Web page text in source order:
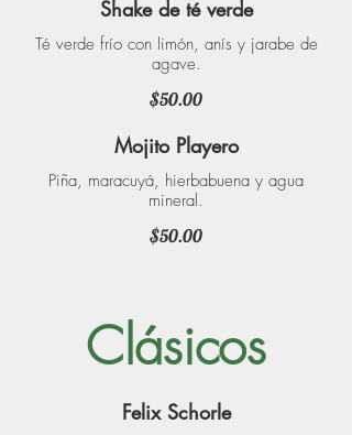
Shake de té verde
Té verde frío con limón, anís y jarabe de
agave.
$50.00
Mojito Playero
Piña, maracuyá, hierbabuena y agua
mineral.
$50.00
Clásicos
Felix Schorle